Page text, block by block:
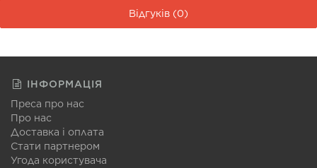
Відгуків (0)
ІНФОРМАЦІЯ
Преса про нас
Про нас
Доставка і оплата
Стати партнером
Угода користувача